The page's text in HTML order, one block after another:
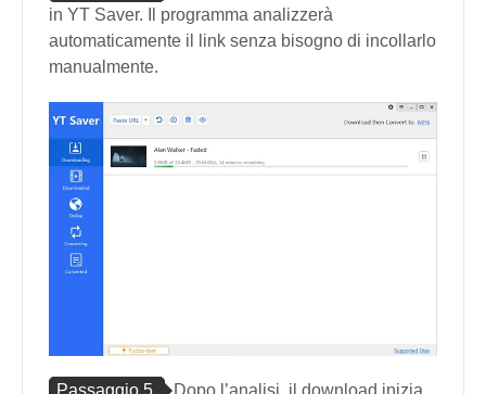
in YT Saver. Il programma analizzerà
automaticamente il link senza bisogno di incollarlo
manualmente.